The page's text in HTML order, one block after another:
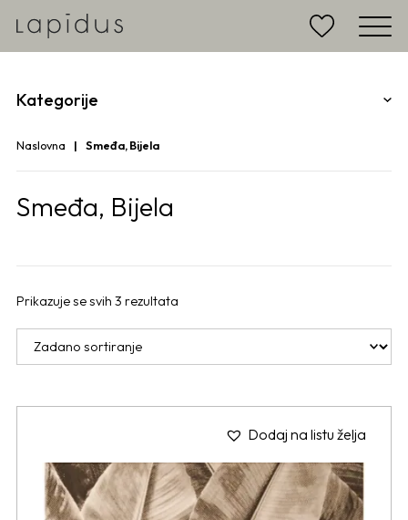
Kategorije
Naslovna Smeđa, Bijela
Smeđa, Bijela
Prikazuje se svih 3 rezultata
Dodaj na listu želja